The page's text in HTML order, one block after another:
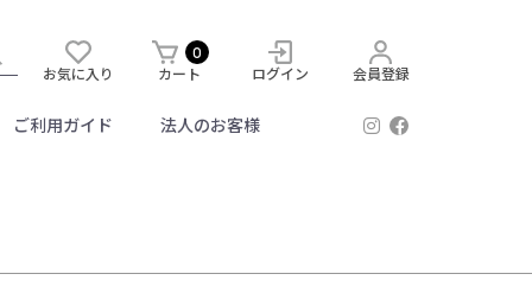
お気に入り
0
カート ログイン 会員登録
ご利用ガイド 法人のお客様